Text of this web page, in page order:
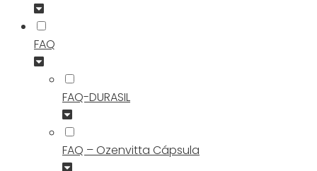
FAQ
FAQ-DURASIL
FAQ – Ozenvitta Cápsula